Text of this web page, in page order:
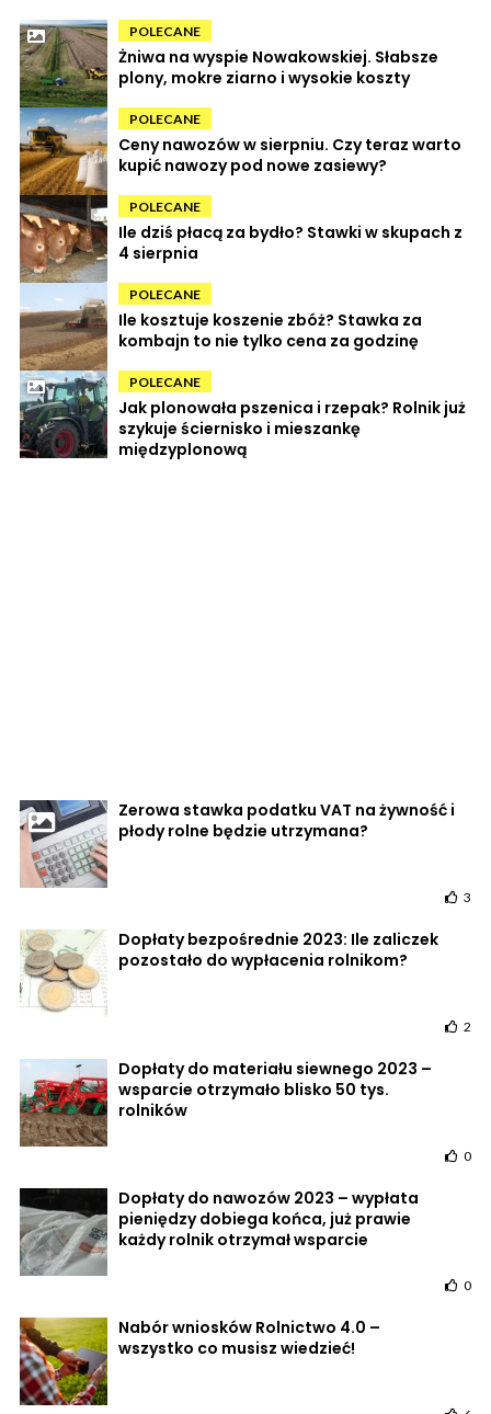
POLECANE
Żniwa na wyspie Nowakowskiej. Słabsze
plony, mokre ziarno i wysokie koszty
POLECANE
Ceny nawozów w sierpniu. Czy teraz warto
kupić nawozy pod nowe zasiewy?
POLECANE
Ile dziś płacą za bydło? Stawki w skupach z
4 sierpnia
POLECANE
Ile kosztuje koszenie zbóż? Stawka za
kombajn to nie tylko cena za godzinę
POLECANE
Jak plonowała pszenica i rzepak? Rolnik już
szykuje ściernisko i mieszankę
międzyplonową
Zerowa stawka podatku VAT na żywność i
płody rolne będzie utrzymana?
3
Dopłaty bezpośrednie 2023: Ile zaliczek
pozostało do wypłacenia rolnikom?
2
Dopłaty do materiału siewnego 2023 –
wsparcie otrzymało blisko 50 tys.
rolników
0
Dopłaty do nawozów 2023 – wypłata
pieniędzy dobiega końca, już prawie
każdy rolnik otrzymał wsparcie
0
Nabór wniosków Rolnictwo 4.0 –
wszystko co musisz wiedzieć!